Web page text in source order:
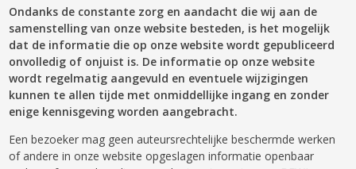
Ondanks de constante zorg en aandacht die wij aan de
samenstelling van onze website besteden, is het mogelijk
dat de informatie die op onze website wordt gepubliceerd
onvolledig of onjuist is. De informatie op onze website
wordt regelmatig aangevuld en eventuele wijzigingen
kunnen te allen tijde met onmiddellijke ingang en zonder
enige kennisgeving worden aangebracht.
Een bezoeker mag geen auteursrechtelijke beschermde werken
of andere in onze website opgeslagen informatie openbaar